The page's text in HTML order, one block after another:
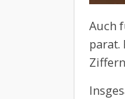
Auch
parat.